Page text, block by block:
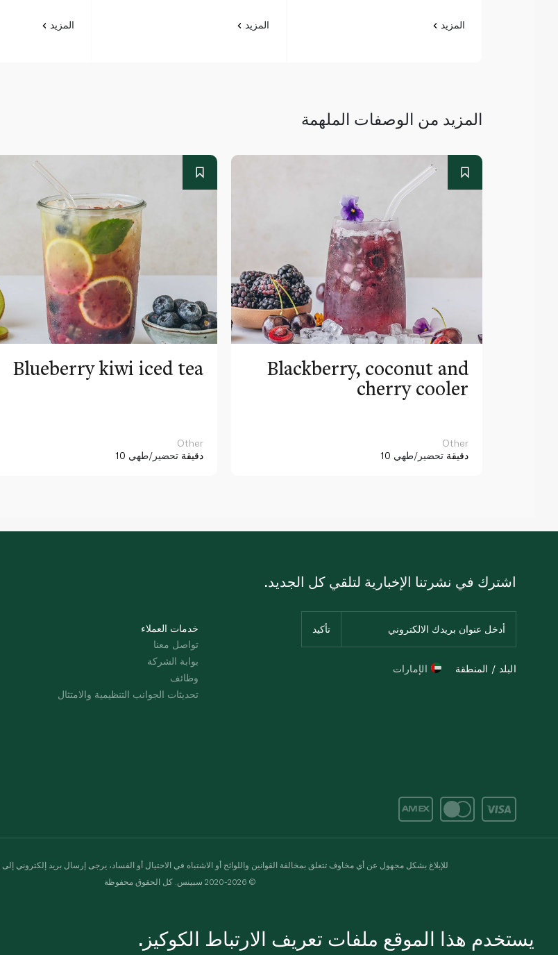
المزيد المزيد المزيد
المزيد من الوصفات الملهمة
Blueberry kiwi iced tea
Other
10 دقيقة تحضير/طهي
Blackberry, coconut and
cherry cooler
Other
10 دقيقة تحضير/طهي
خدمات العملاء
تواصل معنا
بوابة الشركة
وظائف
تحديثات الجوانب التنظيمية والامتثال
اشترك في نشرتنا الإخبارية لتلقي كل الجديد.
البلد / المنطقة الإمارات
للإبلاغ بشكل مجهول عن أي مخاوف تتعلق بمخالفة القوانين واللوائح أو الاشتباه في الاحتيال أو الفساد، يرجى إرسال بريد إلكتروني إلى
© 2020-2026 سبينس. كل الحقوق محفوظة
يستخدم هذا الموقع ملفات تعريف الارتباط الكوكيز.